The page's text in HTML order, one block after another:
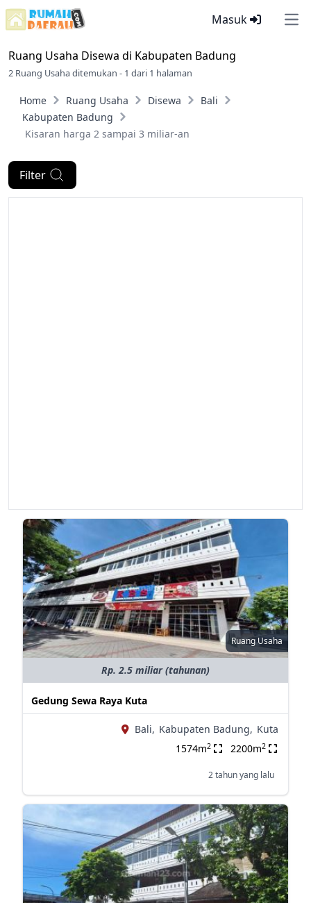
Masuk
Ruang Usaha Disewa di Kabupaten Badung
2 Ruang Usaha ditemukan - 1 dari 1 halaman
Home Ruang Usaha Disewa
Bali
Kabupaten Badung
Kisaran harga 2 sampai 3 miliar-an
Filter
Ruang Usaha
Rp. 2.5 miliar (tahunan)
Gedung Sewa Raya Kuta
Bali, Kabupaten Badung, Kuta
1574m2 2200m2
2 tahun yang lalu